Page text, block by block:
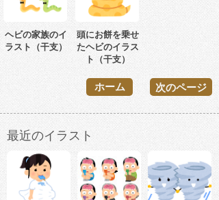
ヘビの家族のイ
ラスト（干支）
頭にお餅を乗せ
たヘビのイラス
ト（干支）
次のページ
ホーム
最近のイラスト